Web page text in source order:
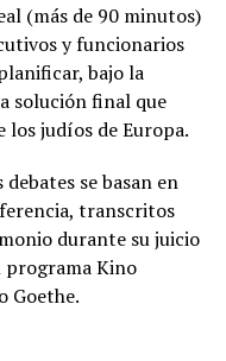
(más de 90 minutos)
y funcionarios
bajo la
solución final que
judíos de Europa.
se basan en
transcritos
durante su juicio
programa Kino
Goethe.